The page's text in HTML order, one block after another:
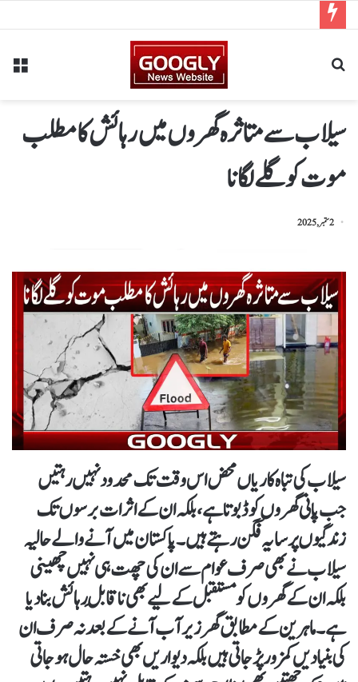
سیلاب سےمتاثرہ گھروں میں رہائش کا مطلب
موت کو گلےلگانا
2 ستمبر, 2025
سیلاب کی تباہ کاریاں محض اس وقت تک محدود نہیں رہتیں
جب پانی گھروں کو ڈبوتا ہے، بلکہ ان کے اثرات برسوں تک
زندگیوں پر سایہ فگن رہتے ہیں۔ پاکستان میں آنے والے حالیہ
سیلاب نے بھی صرف عوام سے ان کی چھت ہی نہیں چھینی
بلکہ ان کے گھروں کو مستقبل کے لیے بھی ناقابلِ رہائش بنا دیا
ہے۔ ماہرین کے مطابق گھر زیر آب آنے کے بعد نہ صرف ان
کی بنیادیں کمزور پڑ جاتی ہیں بلکہ دیواریں بھی خستہ حال ہو جاتی